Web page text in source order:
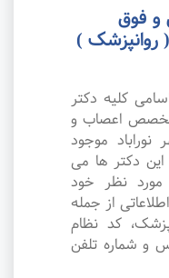
فوق
)
کلیه دکتر
اعصاب و
موجود
دکتر ها می
مورد نظر خود
از جمله
کد نظام
و شماره تلفن